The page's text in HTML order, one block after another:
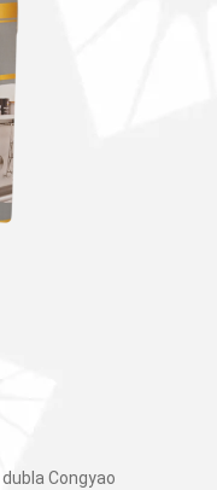
Congyao